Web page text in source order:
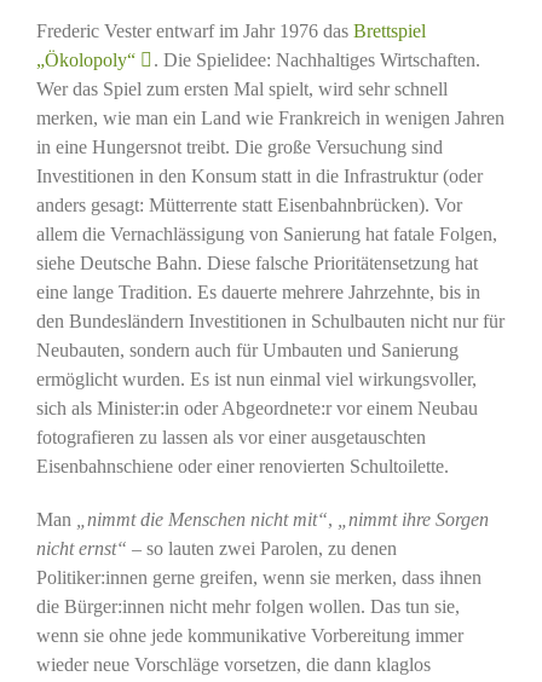
Frederic Vester entwarf im Jahr 1976 das Brettspiel
„Ökolopoly“
. Die Spielidee: Nachhaltiges Wirtschaften.
Wer das Spiel zum ersten Mal spielt, wird sehr schnell
merken, wie man ein Land wie Frankreich in wenigen Jahren
in eine Hungersnot treibt. Die große Versuchung sind
Investitionen in den Konsum statt in die Infrastruktur (oder
anders gesagt: Mütterrente statt Eisenbahnbrücken). Vor
allem die Vernachlässigung von Sanierung hat fatale Folgen,
siehe Deutsche Bahn. Diese falsche Prioritätensetzung hat
eine lange Tradition. Es dauerte mehrere Jahrzehnte, bis in
den Bundesländern Investitionen in Schulbauten nicht nur für
Neubauten, sondern auch für Umbauten und Sanierung
ermöglicht wurden. Es ist nun einmal viel wirkungsvoller,
sich als Minister:in oder Abgeordnete:r vor einem Neubau
fotografieren zu lassen als vor einer ausgetauschten
Eisenbahnschiene oder einer renovierten Schultoilette.
Man „nimmt die Menschen nicht mit“,
„nimmt ihre Sorgen
nicht ernst“ – so lauten zwei Parolen, zu denen
Politiker:innen gerne greifen, wenn sie merken, dass ihnen
die Bürger:innen nicht mehr folgen wollen. Das tun sie,
wenn sie ohne jede kommunikative Vorbereitung immer
wieder neue Vorschläge vorsetzen, die dann klaglos